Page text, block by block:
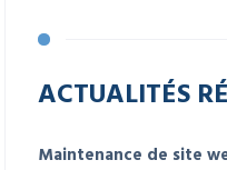
ACTUALITÉS
Maintenance de site